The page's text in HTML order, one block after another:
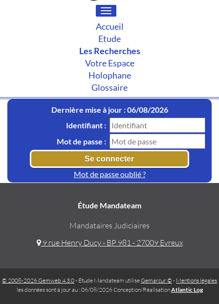
Toggle
navigation
Accueil
Etude
Les Recherches
Votre Espace
Holophane
Glossaire
Dernière mise à jour : 06/08/2026
Identifiant :
Mot de passe :
Mot de passe oublié ?
Étude Mandateam
Mandataires Judiciaires
9 rue Henry Ducy - BP 981 - 27009 Evreux
© 2008-2026 Gemweb 4.3.0- Étude Mandateam utiliseGemarcur © - Mentions légales
les données sont à jour au : 06/08/2026 Conception/RéalisationAtlantic Log